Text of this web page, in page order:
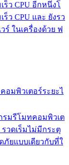
ร็ว CPU อีกหนึ่งโ
ว CPU และ ยังรว
ในเครื่องด้วย ฟ
อมพิวเตอร์ระยะไ
รมรีโมทคอมพิวเต
วดเร็มไม่มีกระตุ
ยแบบเดียวกับที่ใ